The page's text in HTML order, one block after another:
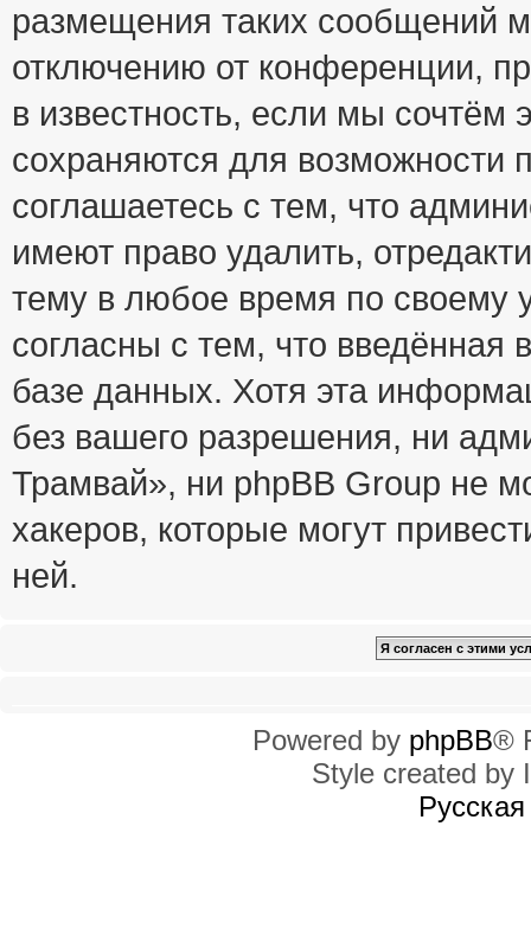
размещения таких сообщений
отключению от конференции,
в известность, если мы
сохраняются для возможности
соглашаетесь с тем, что
имеют право удалить,
тему в любое время по своему
согласны с тем, что
базе данных. Хотя эта
без вашего разрешения, ни
Трамвай», ни phpBB Group не
хакеров, которые могут
ней.
Powered by phpBB®
Style created by